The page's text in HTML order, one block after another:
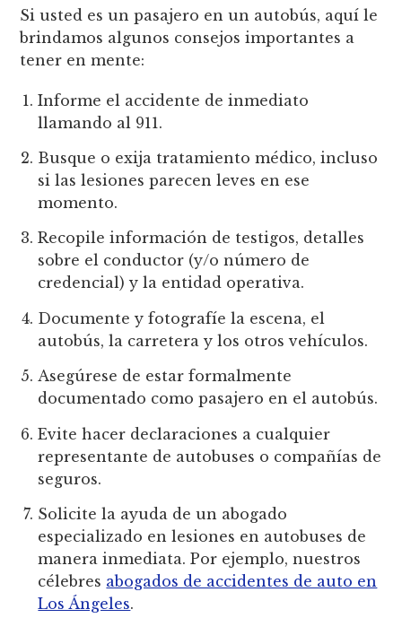
Si usted es un pasajero en un autobús, aquí le
brindamos algunos consejos importantes a
tener en mente:
Informe el accidente de inmediato
llamando al 911.
Busque o exija tratamiento médico, incluso
si las lesiones parecen leves en ese
momento.
Recopile información de testigos, detalles
sobre el conductor (y/o número de
credencial) y la entidad operativa.
Documente y fotografíe la escena, el
autobús, la carretera y los otros vehículos.
Asegúrese de estar formalmente
documentado como pasajero en el autobús.
Evite hacer declaraciones a cualquier
representante de autobuses o compañías de
seguros.
Solicite la ayuda de un abogado
especializado en lesiones en autobuses de
manera inmediata. Por ejemplo, nuestros
célebres abogados de accidentes de auto en
Los Ángeles.